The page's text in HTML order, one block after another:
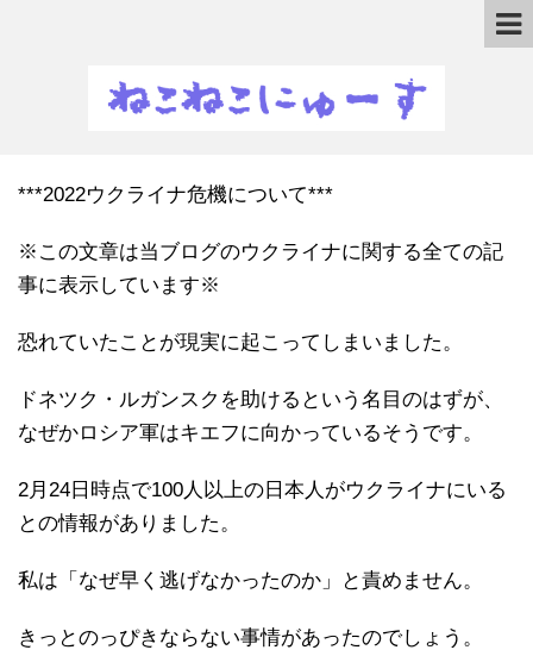
***2022ウクライナ危機について***
※この文章は当ブログのウクライナに関する全ての記
事に表示しています※
恐れていたことが現実に起こってしまいました。
ドネツク・ルガンスクを助けるという名目のはずが、
なぜかロシア軍はキエフに向かっているそうです。
2月24日時点で100人以上の日本人がウクライナにいる
との情報がありました。
私は「なぜ早く逃げなかったのか」と責めません。
きっとのっぴきならない事情があったのでしょう。